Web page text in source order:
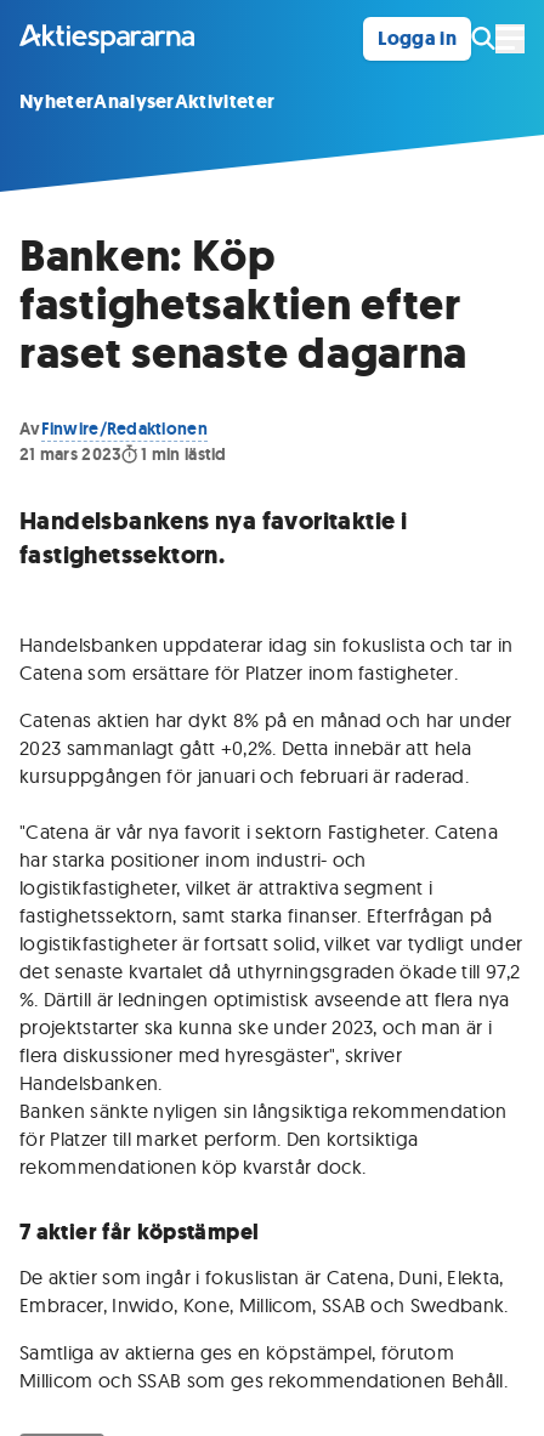
Logga in
NyheterAnalyserAktiviteter
Banken: Köp
fastighetsaktien efter
raset senaste dagarna
AvFinwire/Redaktionen
21 mars 2023
1 min lästid
Handelsbankens nya favoritaktie i
fastighetssektorn.
Handelsbanken uppdaterar idag sin fokuslista och tar in
Catena som ersättare för Platzer inom fastigheter.
Catenas aktien har dykt 8% på en månad och har under
2023 sammanlagt gått +0,2%. Detta innebär att hela
kursuppgången för januari och februari är raderad.
"Catena är vår nya favorit i sektorn Fastigheter. Catena
har starka positioner inom industri- och
logistikfastigheter, vilket är attraktiva segment i
fastighetssektorn, samt starka finanser. Efterfrågan på
logistikfastigheter är fortsatt solid, vilket var tydligt under
det senaste kvartalet då uthyrningsgraden ökade till 97,2
%. Därtill är ledningen optimistisk avseende att flera nya
projektstarter ska kunna ske under 2023, och man är i
flera diskussioner med hyresgäster", skriver
Handelsbanken.
Banken sänkte nyligen sin långsiktiga rekommendation
för Platzer till market perform. Den kortsiktiga
rekommendationen köp kvarstår dock.
7 aktier får köpstämpel
De aktier som ingår i fokuslistan är Catena, Duni, Elekta,
Embracer, Inwido, Kone, Millicom, SSAB och Swedbank.
Samtliga av aktierna ges en köpstämpel, förutom
Millicom och SSAB som ges rekommendationen Behåll.